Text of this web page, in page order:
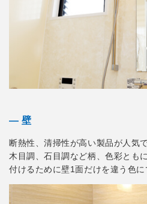
― 壁
断熱性、清掃性が高い製品が人気で
木目調、石目調など柄、色彩とも
付けるために壁1面だけを違う色に